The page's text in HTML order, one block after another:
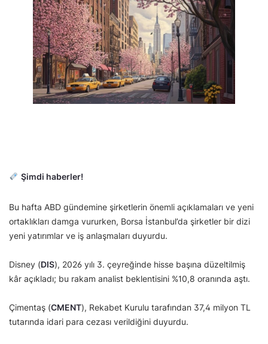
Şimdi haberler!
Bu hafta ABD gündemine şirketlerin önemli açıklamaları ve yeni
ortaklıkları damga vururken, Borsa İstanbul’da şirketler bir dizi
yeni yatırımlar ve iş anlaşmaları duyurdu.
Disney (DIS), 2026 yılı 3. çeyreğinde hisse başına düzeltilmiş
kâr açıkladı; bu rakam analist beklentisini %10,8 oranında aştı.
Çimentaş (CMENT), Rekabet Kurulu tarafından 37,4 milyon TL
tutarında idari para cezası verildiğini duyurdu.